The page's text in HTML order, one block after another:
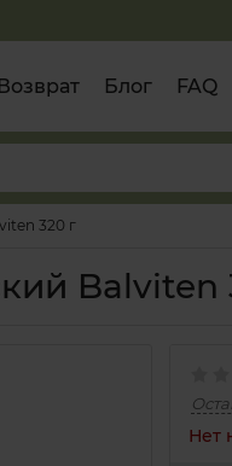
Блог FAQ
320 г
Balviten
Нет